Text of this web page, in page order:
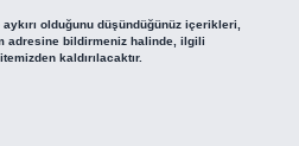
olduğunu düşündüğünüz içerikleri,
adresine bildirmeniz halinde, ilgili
kaldırılacaktır.